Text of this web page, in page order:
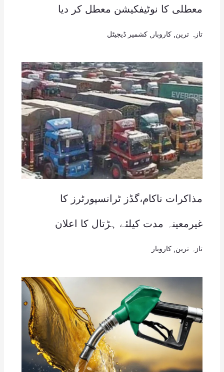
معطلی کا نوٹیفکیشن معطل کر دیا
تازہ ترین کاروبار کشمیر ڈیجیٹل
مذاکرات ناکام،گڈز ٹرانسپورٹرز کا
غیرمعینہ مدت کیلئے ہڑتال کا اعلان
تازہ ترین کاروبار